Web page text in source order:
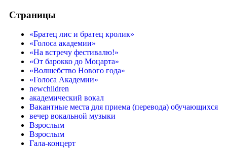
Страницы
«Братец лис и братец кролик»
«Голоса академии»
«На встречу фестивалю!»
«От барокко до Моцарта»
«Волшебство Нового года»
«Голоса Академии»
newchildren
академический вокал
Вакантные места для приема (перевода) обучающихся
вечер вокальной музыки
Взрослым
Взрослым
Гала-концерт